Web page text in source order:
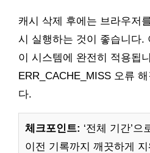
캐시 삭제 후에는 브라우저
시 실행하는 것이 좋습니다.
이 시스템에 완전히 적용됩
ERR_CACHE_MISS 오류
다.
체크포인트: ‘전체 기간’
이전 기록까지 깨끗하게